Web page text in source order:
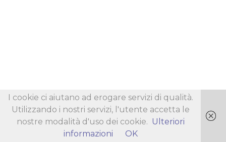
I cookie ci aiutano ad erogare servizi di qualità.
Utilizzando i nostri servizi, l'utente accetta le
nostre modalità d'uso dei cookie. Ulteriori
informazioni
OK